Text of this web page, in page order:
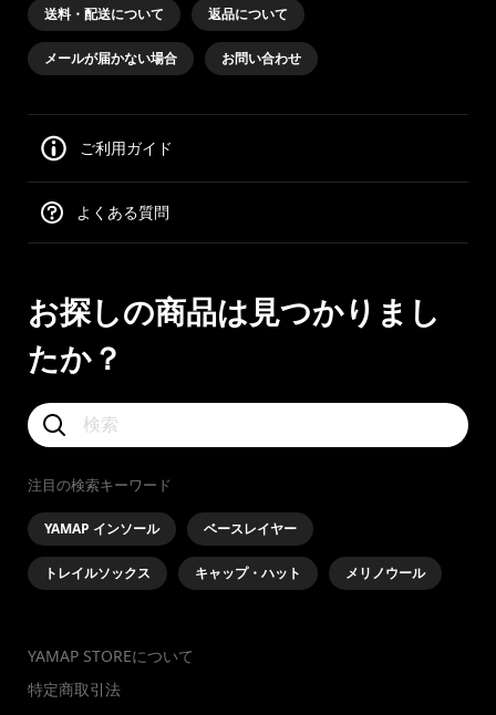
送料・配送について 返品について
メールが届かない場合 お問い合わせ
ご利用ガイド
よくある質問
お探しの商品は見つかりまし
たか？
注目の検索キーワード
YAMAP インソール ベースレイヤー
トレイルソックス キャップ・ハット メリノウール
YAMAP STOREについて
特定商取引法